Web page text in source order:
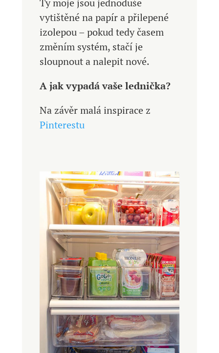
Ty moje jsou jednoduše
vytištěné na papír a přilepené
izolepou – pokud tedy časem
změním systém, stačí je
sloupnout a nalepit nové.
A jak vypadá vaše lednička?
Na závěr malá inspirace z
Pinterestu